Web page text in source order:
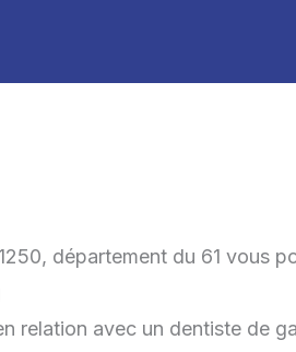
département du 61 vous
relation avec un dentiste de